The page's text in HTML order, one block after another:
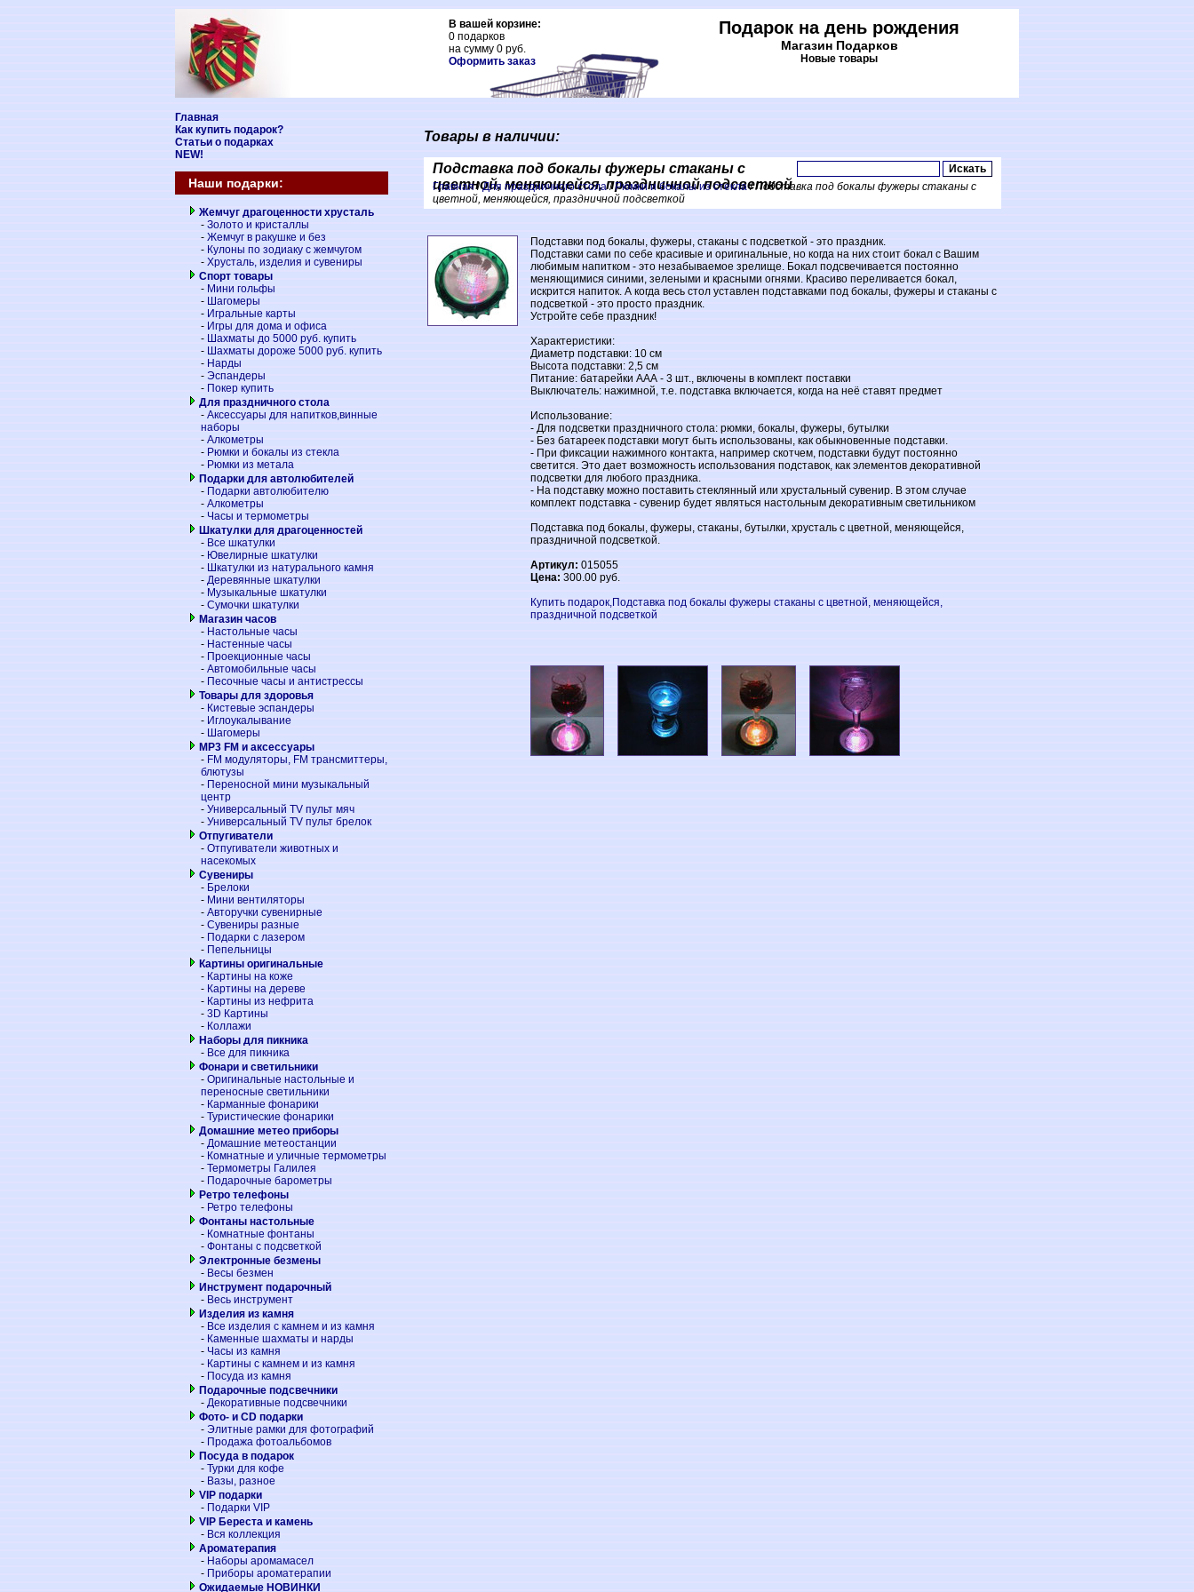
Подарок на день рождения
Магазин Подарков
Новые товары
Главная
Как купить подарок?
Статьи о подарках
NEW!
Наши подарки:
Жемчуг драгоценности хрусталь
- Золото и кристаллы
- Жемчуг в ракушке и без
- Кулоны по зодиаку с жемчугом
- Хрусталь, изделия и сувениры
Спорт товары
- Мини гольфы
- Шагомеры
- Игральные карты
- Игры для дома и офиса
- Шахматы до 5000 руб. купить
- Шахматы дороже 5000 руб. купить
- Нарды
- Эспандеры
- Покер купить
Для праздничного стола
- Аксессуары для напитков,винные
наборы
- Алкометры
- Рюмки и бокалы из стекла
- Рюмки из метала
Подарки для автолюбителей
- Подарки автолюбителю
- Алкометры
- Часы и термометры
Шкатулки для драгоценностей
- Все шкатулки
- Ювелирные шкатулки
- Шкатулки из натурального камня
- Деревянные шкатулки
- Музыкальные шкатулки
- Сумочки шкатулки
Магазин часов
- Настольные часы
- Настенные часы
- Проекционные часы
- Автомобильные часы
- Песочные часы и антистрессы
Товары для здоровья
- Кистевые эспандеры
- Иглоукалывание
- Шагомеры
MP3 FM и аксессуары
- FM модуляторы, FM трансмиттеры,
блютузы
- Переносной мини музыкальный
центр
- Универсальный TV пульт мяч
- Универсальный TV пульт брелок
Отпугиватели
- Отпугиватели животных и
насекомых
Сувениры
- Брелоки
- Мини вентиляторы
- Авторучки сувенирные
- Сувениры разные
- Подарки с лазером
- Пепельницы
Картины оригинальные
- Картины на коже
- Картины на дереве
- Картины из нефрита
- 3D Картины
- Коллажи
Наборы для пикника
- Все для пикника
Фонари и светильники
- Оригинальные настольные и
переносные светильники
- Карманные фонарики
- Туристические фонарики
Домашние метео приборы
- Домашние метеостанции
- Комнатные и уличные термометры
- Термометры Галилея
- Подарочные барометры
Ретро телефоны
- Ретро телефоны
Фонтаны настольные
- Комнатные фонтаны
- Фонтаны с подсветкой
Электронные безмены
- Весы безмен
Инструмент подарочный
- Весь инструмент
Изделия из камня
- Все изделия с камнем и из камня
- Каменные шахматы и нарды
- Часы из камня
- Картины с камнем и из камня
- Посуда из камня
Подарочные подсвечники
- Декоративные подсвечники
Фото- и CD подарки
- Элитные рамки для фотографий
- Продажа фотоальбомов
Посуда в подарок
- Турки для кофе
- Вазы, разное
VIP подарки
- Подарки VIP
VIP Береста и камень
- Вся коллекция
Ароматерапия
- Наборы аромамасел
- Приборы ароматерапии
Ожидаемые НОВИНКИ
Товары в наличии:
Подставка под бокалы фужеры стаканы с
цветной, меняющейся, праздничной подсветкой
Главная/Для праздничного стола/Рюмки и бокалы из стекла/Подставка под бокалы фужеры стаканы с
цветной, меняющейся, праздничной подсветкой
Подставки под бокалы, фужеры, стаканы с подсветкой - это праздник.
Подставки сами по себе красивые и оригинальные, но когда на них стоит бокал с Вашим
любимым напитком - это незабываемое зрелище. Бокал подсвечивается постоянно
меняющимися синими, зелеными и красными огнями. Красиво переливается бокал,
искрится напиток. А когда весь стол уставлен подставками под бокалы, фужеры и стаканы с
подсветкой - это просто праздник.
Устройте себе праздник!
Характеристики:
Диаметр подставки: 10 см
Высота подставки: 2,5 см
Питание: батарейки ААА - 3 шт., включены в комплект поставки
Выключатель: нажимной, т.е. подставка включается, когда на неё ставят предмет
Использование:
- Для подсветки праздничного стола: рюмки, бокалы, фужеры, бутылки
- Без батареек подставки могут быть использованы, как обыкновенные подставки.
- При фиксации нажимного контакта, например скотчем, подставки будут постоянно
светится. Это дает возможность использования подставок, как элементов декоративной
подсветки для любого праздника.
- На подставку можно поставить стеклянный или хрустальный сувенир. В этом случае
комплект подставка - сувенир будет являться настольным декоративным светильником
Подставка под бокалы, фужеры, стаканы, бутылки, хрусталь с цветной, меняющейся,
праздничной подсветкой.
Артикул: 015055
Цена: 300.00 руб.
Купить подарок,Подставка под бокалы фужеры стаканы с цветной, меняющейся,
праздничной подсветкой